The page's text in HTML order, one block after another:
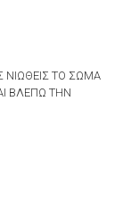
ΤΟ ΣΩΜΑ
ΒΛΕΠΩ ΤΗΝ